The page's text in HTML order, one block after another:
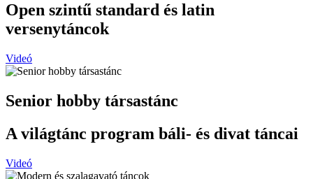
Open szintű standard és latin
versenytáncok
Videó
Senior hobby társastánc
A világtánc program báli- és divat táncai
Videó